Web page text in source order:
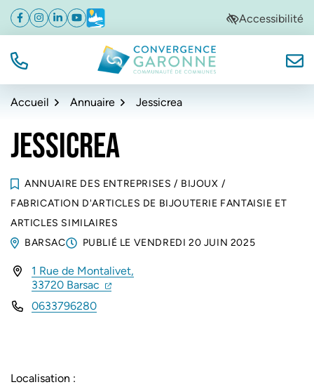
Aller
navigation
Aller
au
Aller
au
de
Facebook
(ouverture dans un nouvel onglet)
Instagram
(ouverture dans un nouvel onglet)
Linkedin
(ouverture dans un nouvel onglet)
YouTube
(ouverture dans un nouvel onglet)
Météo
(ouverture dans un nouvel onglet)Accessibilité
TÉL. Convergence Garonne
Accueil Annuaire Jessicrea
JESSICREA
ANNUAIRE DES ENTREPRISES / BIJOUX /
FABRICATION D'ARTICLES DE BIJOUTERIE FANTAISIE ET
ARTICLES SIMILAIRES
BARSAC
PUBLIÉ LE VENDREDI 20 JUIN 2025
INFOS UTILES
1 Rue de Montalivet,
33720 Barsac (ouverture dans un nouvel onglet)
(ouverture dans un nouvel onglet)
0633796280
Localisation :